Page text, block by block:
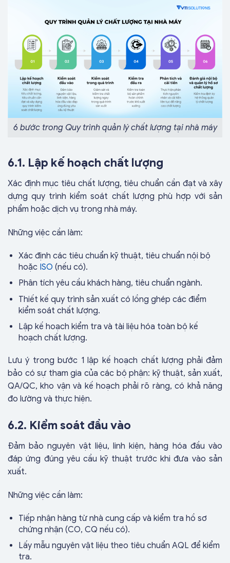
6 bước trong Quy trình quản lý chất lượng tại nhà máy
6.1. Lập kế hoạch chất lượng
Xác định mục tiêu chất lượng, tiêu chuẩn cần đạt và xây
dựng quy trình kiểm soát chất lượng phù hợp với sản
phẩm hoặc dịch vụ trong nhà máy.
Những việc cần làm:
Xác định các tiêu chuẩn kỹ thuật, tiêu chuẩn nội bộ
hoặc ISO (nếu có).
Phân tích yêu cầu khách hàng, tiêu chuẩn ngành.
Thiết kế quy trình sản xuất có lồng ghép các điểm
kiểm soát chất lượng.
Lập kế hoạch kiểm tra và tài liệu hóa toàn bộ kế
hoạch chất lượng.
Lưu ý trong bước 1 lập kế hoạch chất lượng phải đảm
bảo có sự tham gia của các bộ phận: kỹ thuật, sản xuất,
QA/QC, kho vận và kế hoạch phải rõ ràng, có khả năng
đo lường và thực hiện.
6.2. Kiểm soát đầu vào
Đảm bảo nguyên vật liệu, linh kiện, hàng hóa đầu vào
đáp ứng đúng yêu cầu kỹ thuật trước khi đưa vào sản
xuất.
Những việc cần làm:
Tiếp nhận hàng từ nhà cung cấp và kiểm tra hồ sơ
chứng nhận (CO, CQ nếu có).
Lấy mẫu nguyên vật liệu theo tiêu chuẩn AQL để kiểm
tra.